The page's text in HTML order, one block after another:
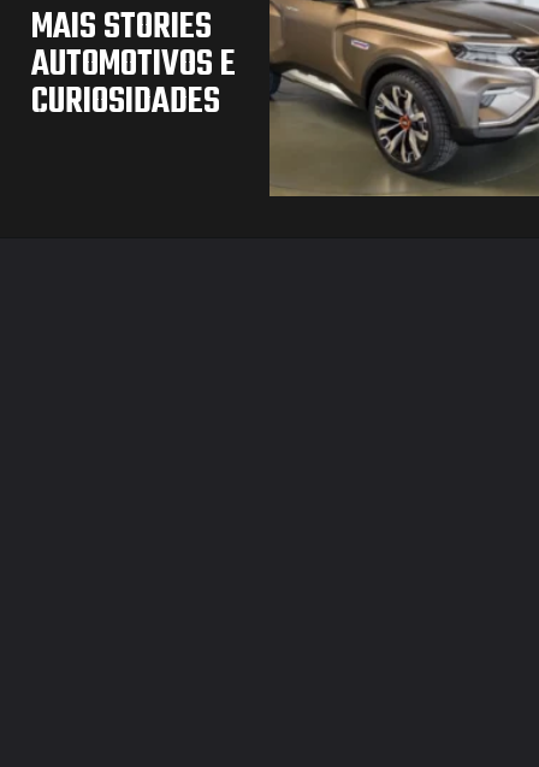
MAIS STORIES
AUTOMOTIVOS E
CURIOSIDADES